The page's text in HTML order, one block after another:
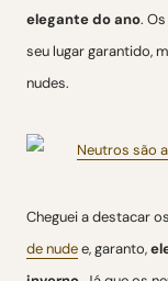
elegante do ano.
seu lugar garantido,
nudes.
Cheguei a destacar os
de nudee, garanto,